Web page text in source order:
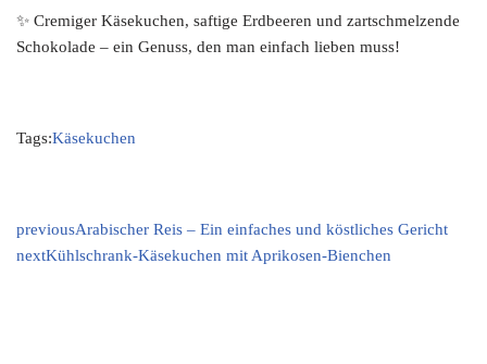
✨ Cremiger Käsekuchen, saftige Erdbeeren und zartschmelzende
Schokolade – ein Genuss, den man einfach lieben muss!
Tags:Käsekuchen
previousArabischer Reis – Ein einfaches und köstliches Gericht
nextKühlschrank-Käsekuchen mit Aprikosen-Bienchen